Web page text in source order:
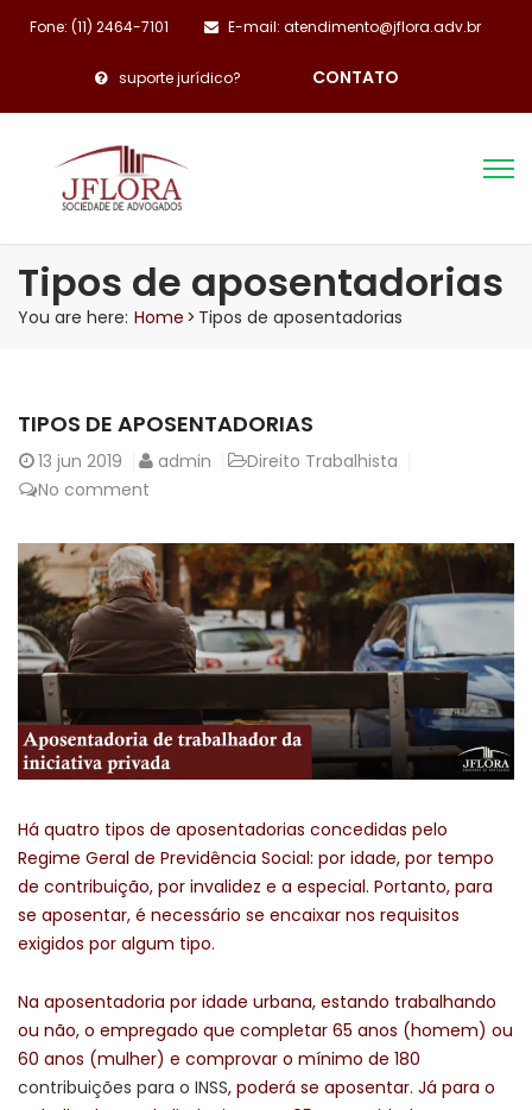
Fone: (11) 2464-7101 E-mail: atendimento@jflora.adv.br
suporte jurídico? CONTATO
Tipos de aposentadorias
You are here: Home > Tipos de aposentadorias
TIPOS DE APOSENTADORIAS
13 jun 2019 admin
Direito Trabalhista
No comment
Há quatro tipos de aposentadorias concedidas pelo
Regime Geral de Previdência Social: por idade, por tempo
de contribuição, por invalidez e a especial. Portanto, para
se aposentar, é necessário se encaixar nos requisitos
exigidos por algum tipo.
Na aposentadoria por idade urbana, estando trabalhando
ou não, o empregado que completar 65 anos (homem) ou
60 anos (mulher) e comprovar o mínimo de 180
contribuições para o INSS, poderá se aposentar. Já para o